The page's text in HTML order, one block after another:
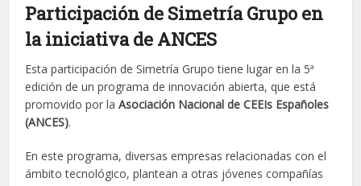
Participación de Simetría Grupo en
la iniciativa de ANCES
Esta participación de Simetría Grupo tiene lugar en la 5ª
edición de un programa de innovación abierta, que está
promovido por laAsociación Nacional de CEEIs Españoles
(ANCES).
En este programa, diversas empresas relacionadas con el
ámbito tecnológico, plantean a otras jóvenes compañías